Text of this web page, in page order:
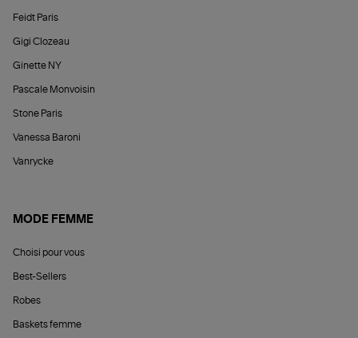
Feidt Paris
Gigi Clozeau
Ginette NY
Pascale Monvoisin
Stone Paris
Vanessa Baroni
Vanrycke
MODE FEMME
Choisi pour vous
Best-Sellers
Robes
Baskets femme